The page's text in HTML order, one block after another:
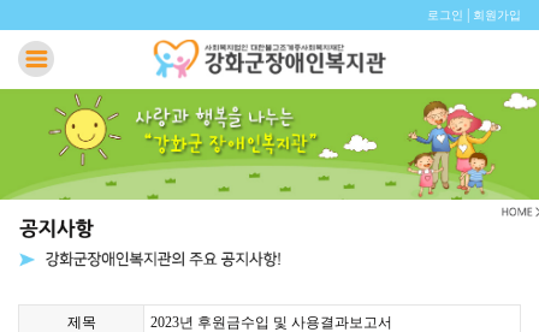
로그인 회원가입
제목 2023년 후원금수입 및 사용결과보고서